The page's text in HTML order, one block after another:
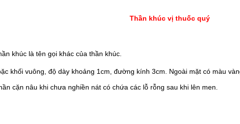
Thần khúc vị thuốc quý
khúc là tên gọi khác của thần khúc.
khối vuông, độ dày khoảng 1cm, đường kính 3cm. Ngoài mặt có màu
cặn nâu khi chưa nghiền nát có chứa các lỗ rỗng sau khi lên men.